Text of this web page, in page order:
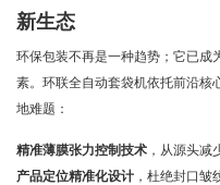
新生态
环保包装不再是一种趋势；它已成
素。 环联全自动套袋机依托前沿核
地难题：
精准薄膜张力控制技术 ，从源头减
产品定位精准化设计 ，杜绝封口皱